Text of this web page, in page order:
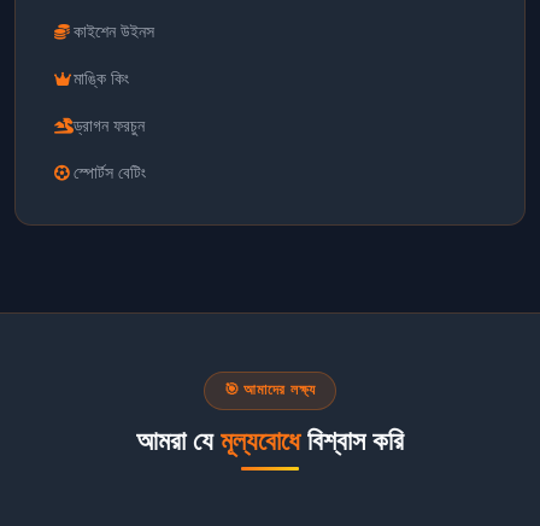
কাইশেন উইনস
মাঙ্কি কিং
ড্রাগন ফরচুন
স্পোর্টস বেটিং
🎯 আমাদের লক্ষ্য
আমরা যে মূল্যবোধেবিশ্বাস করি